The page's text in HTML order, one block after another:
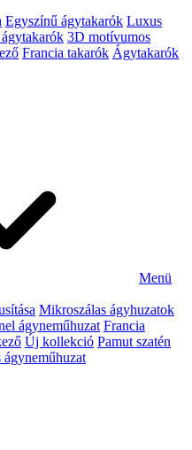
Egyszínű ágytakarók Luxus
3D motívumos
Francia takarók Ágytakarók
Menü
Mikroszálas ágyhuzatok
ágyneműhuzat Francia
Új kollekció Pamut szatén